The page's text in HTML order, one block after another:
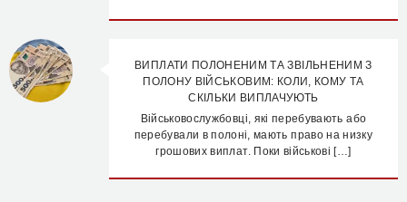
ВИПЛАТИ ПОЛОНЕНИМ ТА ЗВІЛЬНЕНИМ З
ПОЛОНУ ВІЙСЬКОВИМ: КОЛИ, КОМУ ТА
СКІЛЬКИ ВИПЛАЧУЮТЬ
Військовослужбовці, які перебувають або
перебували в полоні, мають право на низку
грошових виплат. Поки військові […]